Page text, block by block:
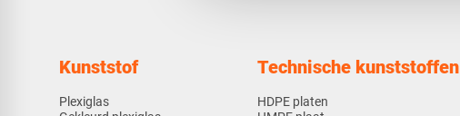
Kunststof
Plexiglas
Technische kunststoffen
HDPE platen